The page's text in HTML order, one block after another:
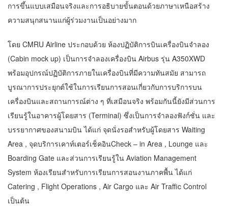
การขึ้นแบบเสมือนจริงและการอธิบายขั้นตอนด้วยภาษาเหนือสร้าง
ความสนุกสนานแก่ผู้ร่วมงานเป็นอย่างมาก
โดย CMRU Airline ประกอบด้วย ห้องปฏิบัติการบินเครื่องบินจำลอง
(Cabin mock up) เป็นการจำลองเครื่องบิน Airbus รุ่น A350XWD
พร้อมอุปกรณ์ปฏิบัติการภายในเครื่องบินที่มีความทันสมัย สามารถ
บูรณาการประยุกต์ใช้ในการเรียนการสอนเกี่ยวกับการบริการบน
เครื่องบินและสถานการณ์ต่าง ๆ ที่เสมือนจริง พร้อมกันนี้ยังมีส่วนการ
เรียนรู้ในอาคารผู้โดยสาร (Terminal) ซึ่งเป็นการจำลองฟังก์ชั่น และ
บรรยากาศของสนามบิน ได้แก่ จุดนั่งรอสำหรับผู้โดยสาร Waiting
Area , จุดบริการเคาท์เตอร์เช็คอินCheck – in Area , Lounge และ
Boarding Gate และส่วนการเรียนรู้ใน Aviation Management
System ห้องเรียนสำหรับการเรียนการสอนงานภาคพื้น ได้แก่
Catering , Flight Operations , Air Cargo และ Air Traffic Control
เป็นต้น